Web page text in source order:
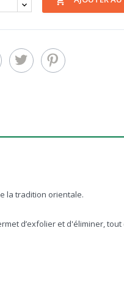
la tradition orientale.
d’exfolier et d'éliminer,